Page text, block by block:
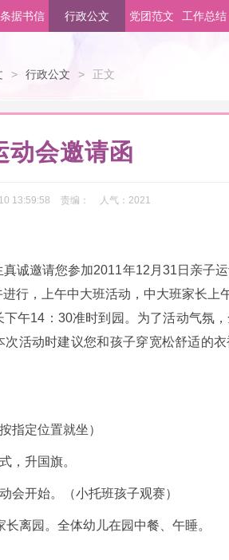
条据书信 行政公文 党团范文 工作总结
> 行政公文 > 正文
动会邀请函
13:59:58 责编： 人气： 2021
诚邀请您参加2011年12月31日亲子
行，上午中大班活动，中大班家长上
午14：30准时到园。为了活动气氛
次活动时建议您和孩子穿宽松舒适的
指定位置就坐）
，升国旗。
会开始。（小托班孩子观赛）
离园。全体幼儿在园中餐、午睡。